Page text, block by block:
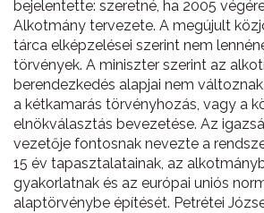
bejelentette: szeretné, ha 2005
Alkotmány tervezete. A megújult
tárca elképzelései szerint nem
törvények. A miniszter szerint az
berendezkedés alapjai nem
a kétkamarás törvényhozás, vagy a
elnökválasztás bevezetése. Az
vezetője fontosnak nevezte a
15 év tapasztalatainak, az
gyakorlatnak és az európai uniós
alaptörvénybe építését. Petrétei